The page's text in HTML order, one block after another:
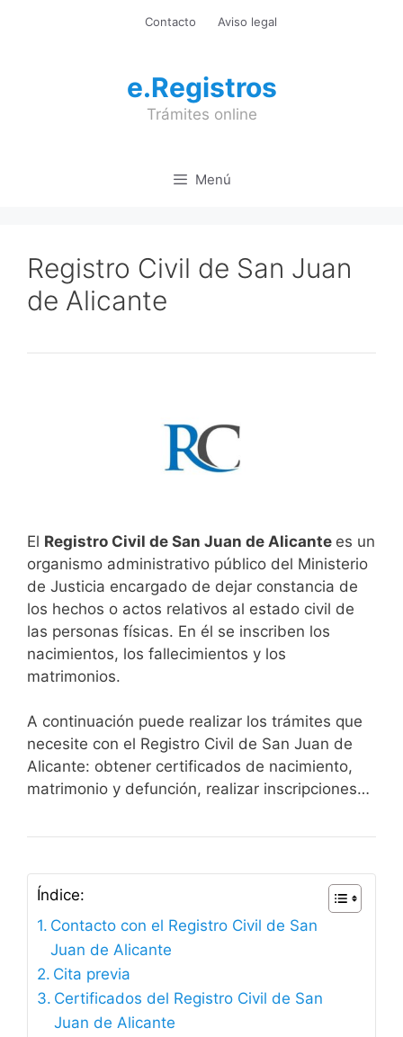
Contacto Aviso legal
e.Registros
Trámites online
Menú
Registro Civil de San Juan
de Alicante
El Registro Civil de San Juan de Alicante es un
organismo administrativo público del Ministerio
de Justicia encargado de dejar constancia de
los hechos o actos relativos al estado civil de
las personas físicas. En él se inscriben los
nacimientos, los fallecimientos y los
matrimonios.
A continuación puede realizar los trámites que
necesite con el Registro Civil de San Juan de
Alicante: obtener certificados de nacimiento,
matrimonio y defunción, realizar inscripciones…
Índice:
Contacto con el Registro Civil de San
Juan de Alicante
Cita previa
Certificados del Registro Civil de San
Juan de Alicante